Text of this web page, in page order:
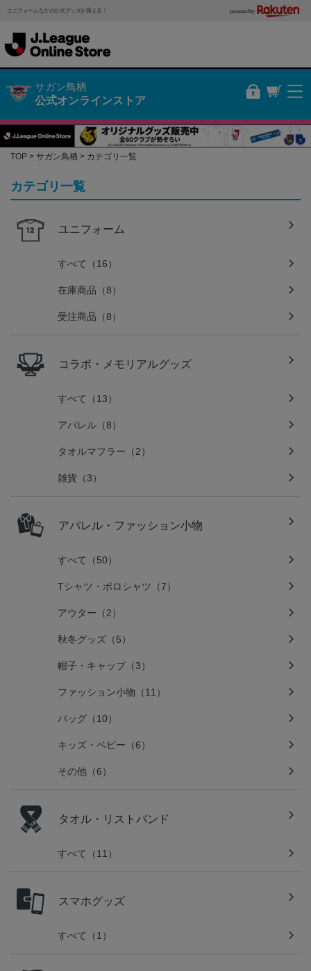
ユニフォームなどの公式グッズが買える！ powered by
サガン鳥栖
公式オンラインストア
TOP サガン鳥栖 カテゴリ一覧
カテゴリ一覧
ユニフォーム
すべて（16）
在庫商品（8）
受注商品（8）
コラボ・メモリアルグッズ
すべて（13）
アパレル（8）
タオルマフラー（2）
雑貨（3）
アパレル・ファッション小物
すべて（50）
Tシャツ・ポロシャツ（7）
アウター（2）
秋冬グッズ（5）
帽子・キャップ（3）
ファッション小物（11）
バッグ（10）
キッズ・ベビー（6）
その他（6）
タオル・リストバンド
すべて（11）
スマホグッズ
すべて（1）